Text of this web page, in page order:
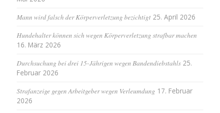
Mann wird falsch der Körperverletzung bezichtigt 25. April 2026
Hundehalter können sich wegen Körperverletzung strafbar machen
16. März 2026
Durchsuchung bei drei 15-Jährigen wegen Bandendiebstahls 25.
Februar 2026
Strafanzeige gegen Arbeitgeber wegen Verleumdung 17. Februar
2026